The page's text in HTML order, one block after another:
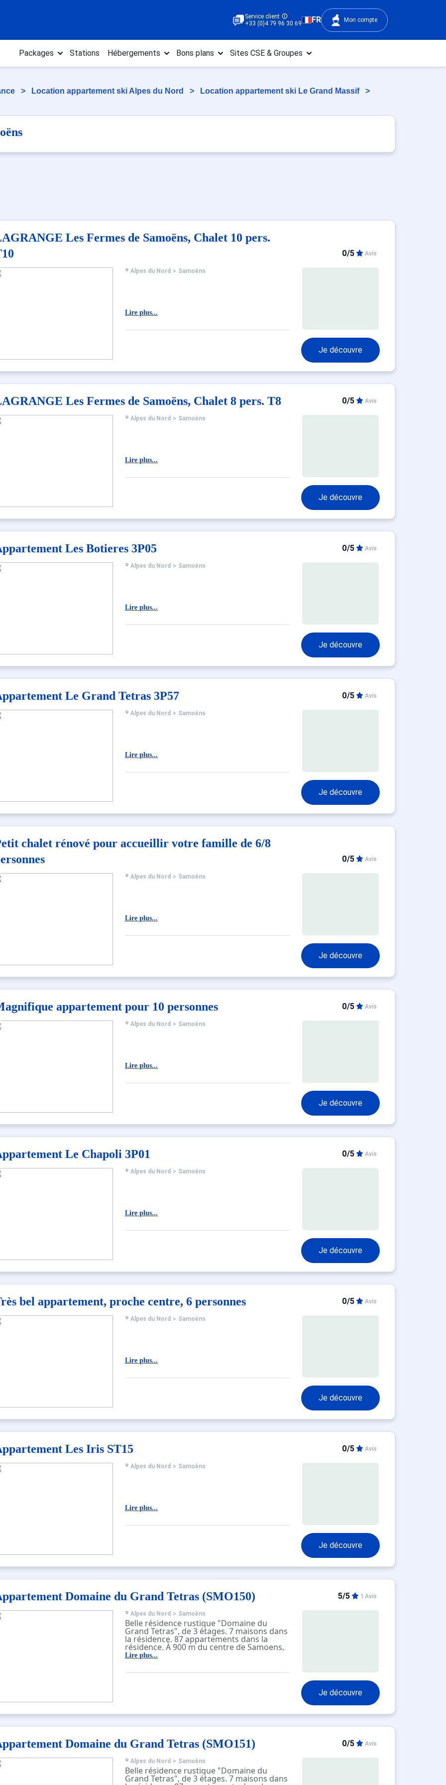
Service client
+33 (0)4 79 96 30 69
FR Mon compte
Packages Stations Hébergements Bons plans Sites CSE & Groupes
> Location appartement ski Alpes du Nord > Location appartement ski Le Grand Massif >
Les Fermes de Samoëns, Chalet 10 pers.
0/5 Avis
Alpes du Nord > Samoëns
Lire plus...
Je découvre
Les Fermes de Samoëns, Chalet 8 pers. T8 0/5 Avis
Alpes du Nord > Samoëns
Lire plus...
Je découvre
Les Botieres 3P05 0/5 Avis
Alpes du Nord > Samoëns
Lire plus...
Je découvre
Le Grand Tetras 3P57 0/5 Avis
Alpes du Nord > Samoëns
Lire plus...
Je découvre
chalet rénové pour accueillir votre famille de 6/8
0/5 Avis
Alpes du Nord > Samoëns
Lire plus...
Je découvre
appartement pour 10 personnes 0/5 Avis
Alpes du Nord > Samoëns
Lire plus...
Je découvre
Le Chapoli 3P01 0/5 Avis
Alpes du Nord > Samoëns
Lire plus...
Je découvre
bel appartement, proche centre, 6 personnes 0/5 Avis
Alpes du Nord > Samoëns
Lire plus...
Je découvre
Les Iris ST15 0/5 Avis
Alpes du Nord > Samoëns
Lire plus...
Je découvre
Domaine du Grand Tetras (SMO150) 5/5 1 Avis
Alpes du Nord > Samoëns
Belle résidence rustique "Domaine du
Grand Tetras", de 3 étages. 7 maisons dans
la résidence. 87 appartements dans la
résidence. À 900 m du centre de Samoens,
à 25 km du centre de Cluses, juste au bord
couverte chauffée (8 x 4 m). Infrastructures
800 m. Arrêt du ski-bus 150 m. Les
domaines skiables de renommée sont
Veuillez noter: ski-bus gratuit. La photo ne
montre qu’un exemple de location de
vacances. D’autres appartements sont
également proposés à la location dans
cette maison de vacances.
Lire plus...
Je découvre
Domaine du Grand Tetras (SMO151) 0/5 Avis
Alpes du Nord > Samoëns
Belle résidence rustique "Domaine du
Grand Tetras", de 3 étages. 7 maisons dans